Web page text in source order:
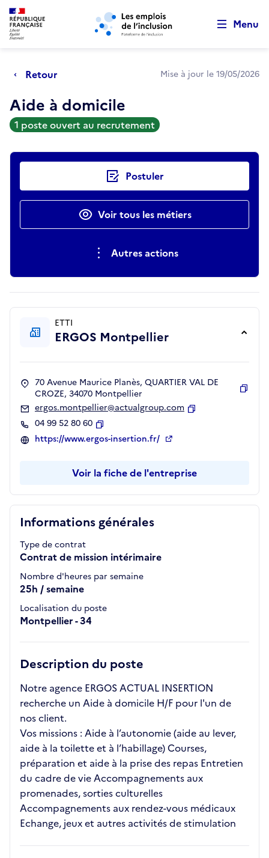
Aller au menu principal Aller au contenu principal
Menu
Retour Mise à jour le 19/05/2026
Aide à domicile
1 poste ouvert au recrutement
Actions rapides Postuler
Voir tous les métiers
Autres actions
Informations générales
Type de contrat
Contrat de mission intérimaire
Nombre d'heures par semaine
25h / semaine
Localisation du poste
Montpellier - 34
Description du poste
Notre agence ERGOS ACTUAL INSERTION
recherche un Aide à domicile H/F pour l'un de
nos client.
Vos missions : Aide à l’autonomie (aide au lever,
aide à la toilette et à l’habillage) Courses,
préparation et aide à la prise des repas Entretien
du cadre de vie Accompagnements aux
promenades, sorties culturelles
Accompagnements aux rendez-vous médicaux
Echange, jeux et autres activités de stimulation
ETTI
ERGOS Montpellier
70 Avenue Maurice Planès, QUARTIER VAL DE
CROZE, 34070 Montpellier
ergos.montpellier@actualgroup.com
04 99 52 80 60
Copier
https://www.ergos-insertion.fr/
Voir la fiche de l'entreprise
Retour au début de la page
Panneau de gestion des cookies